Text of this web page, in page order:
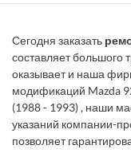
Сегодня заказать
составляет большого
оказывает и наша
модификаций Mazda
(1988 - 1993) , наши
указаний компании-
позволяет